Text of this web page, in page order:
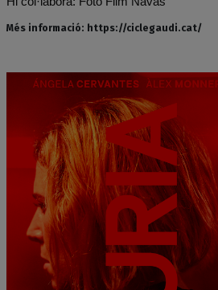
Més informació: https://ciclegaudi.cat/